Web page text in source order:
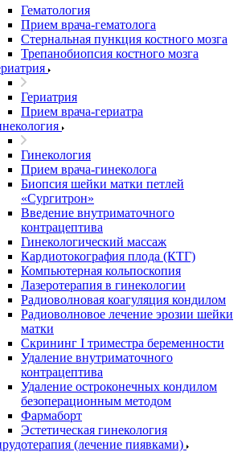
Гематология
Прием врача-гематолога
Стернальная пункция костного мозга
Трепанобиопсия костного мозга
Гериатрия
Прием врача-гериатра
Гинекология
Прием врача-гинеколога
Биопсия шейки матки петлей
«Сургитрон»
Введение внутриматочного
контрацептива
Гинекологический массаж
Кардиотокография плода (КТГ)
Компьютерная кольпоскопия
Лазеротерапия в гинекологии
Радиоволновая коагуляция кондилом
Радиоволновое лечение эрозии шейки
матки
Скрининг I триместра беременности
Удаление внутриматочного
контрацептива
Удаление остроконечных кондилом
безоперационным методом
Фармаборт
Эстетическая гинекология
(лечение пиявками)